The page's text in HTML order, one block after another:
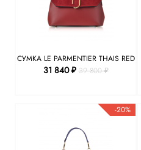
СУМКА LE PARMENTIER THAIS RED
31 840 ₽39 800 ₽
-20%